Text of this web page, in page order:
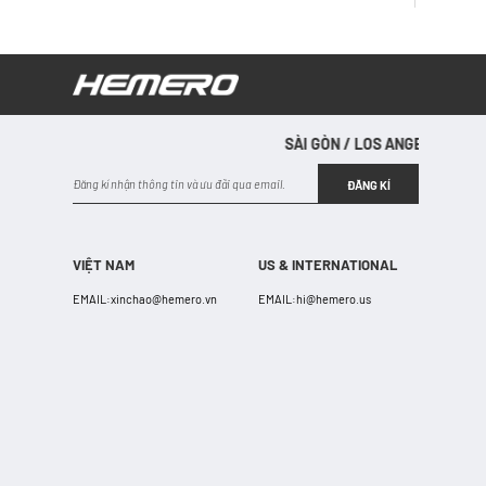
SÀI GÒN / LOS ANGELES / SÀI
ĐĂNG KÍ
VIỆT NAM
EMAIL:xinchao@hemero.vn
US & INTERNATIONAL
EMAIL:hi@hemero.us